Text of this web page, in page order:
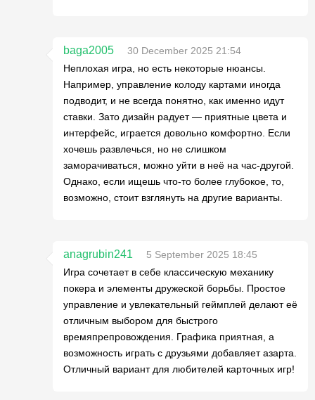
baga2005
30 December 2025 21:54
Неплохая игра, но есть некоторые нюансы.
Например, управление колоду картами иногда
подводит, и не всегда понятно, как именно идут
ставки. Зато дизайн радует — приятные цвета и
интерфейс, играется довольно комфортно. Если
хочешь развлечься, но не слишком
заморачиваться, можно уйти в неё на час-другой.
Однако, если ищешь что-то более глубокое, то,
возможно, стоит взглянуть на другие варианты.
anagrubin241
5 September 2025 18:45
Игра сочетает в себе классическую механику
покера и элементы дружеской борьбы. Простое
управление и увлекательный геймплей делают её
отличным выбором для быстрого
времяпрепровождения. Графика приятная, а
возможность играть с друзьями добавляет азарта.
Отличный вариант для любителей карточных игр!